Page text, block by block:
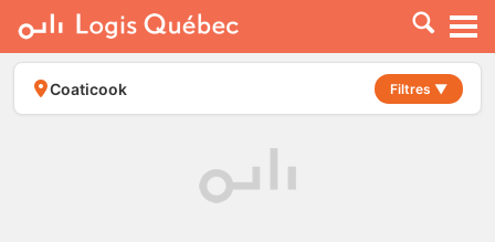
À LOUER
À VENDRE
PLACER UNE ANNONCE
Coaticook Filtres ▼